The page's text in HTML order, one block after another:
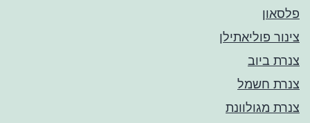
פלסאון
צינור פוליאתילן
צנרת ביוב
צנרת חשמל
צנרת מגולוונת